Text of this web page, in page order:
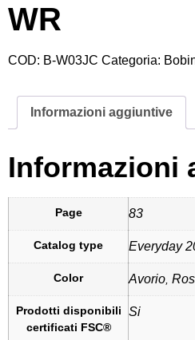
WR
COD: B-W03JC Categoria:
Informazioni aggiuntive
Informazioni
Page 83
Catalog type Everyday
Color Avorio
Prodotti disponibili
certificati FSC®
Si